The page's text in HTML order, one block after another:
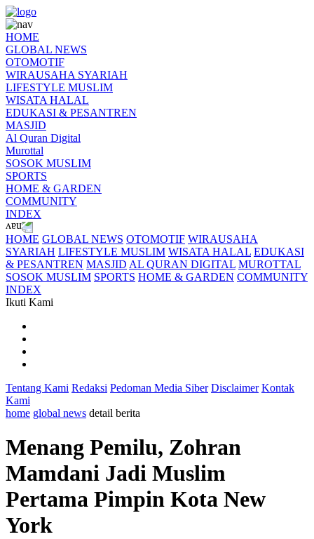
HOME
GLOBAL NEWS
OTOMOTIF
WIRAUSAHA SYARIAH
LIFESTYLE MUSLIM
WISATA HALAL
EDUKASI & PESANTREN
MASJID
Al Quran Digital
Murottal
SOSOK MUSLIM
SPORTS
HOME & GARDEN
COMMUNITY
INDEX
HOME GLOBAL NEWS OTOMOTIF WIRAUSAHA
SYARIAH LIFESTYLE MUSLIM WISATA HALAL EDUKASI
& PESANTREN MASJID AL QURAN DIGITAL MUROTTAL
SOSOK MUSLIM SPORTS HOME & GARDEN COMMUNITY
INDEX
Ikuti Kami
Tentang Kami Redaksi Pedoman Media Siber Disclaimer Kontak
Kami
home global news detail berita
Menang Pemilu, Zohran
Mamdani Jadi Muslim
Pertama Pimpin Kota New
York